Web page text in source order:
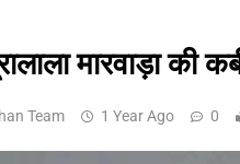
मारवाड़ा की
Team 1 Year Ago 0